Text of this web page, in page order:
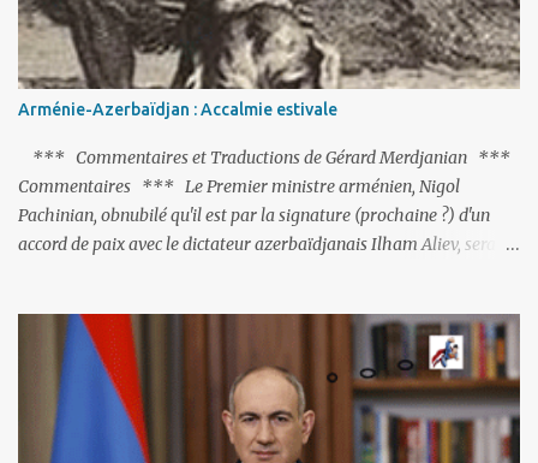
Arménie-Azerbaïdjan : Accalmie estivale
*** Commentaires et Traductions de Gérard Merdjanian ***
Commentaires *** Le Premier ministre arménien, Nigol
Pachinian, obnubilé qu'il est par la signature (prochaine ?) d'un
accord de paix avec le dictateur azerbaïdjanais Ilham Aliev, serait
C'est hélas fort peu probable ; l'Histoire ou la Littérature ne sont
pas ses points forts, pas plus d'ailleurs que les négociations avec le
tandem turco-azéri. Faisant fi de tout ce qui précède la chute de
l'URSS, il est exclusivement intéressé par ce qu'il nomme «
l'Arménie réelle ». Même les trois présidents qu'ils l'ont précédés ne